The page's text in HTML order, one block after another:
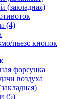
(закладная)
(4)
пьезо кнопок
форсунка
воздуха
(5)